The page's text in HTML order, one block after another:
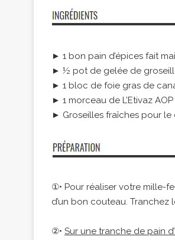
► 1 bon pain d’épices fait
► ½ pot de gelée de
► 1 bloc de foie gras de
► 1 morceau de L’Etivaz
► Groseilles fraîches pour le
①• Pour réaliser votre mille-
d’un bon couteau. Tranchez
②• Sur une tranche de pain